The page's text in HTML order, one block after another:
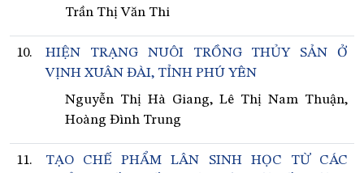
Trần Thị Văn Thi
10.
HIỆN TRẠNG NUÔI TRỒNG THỦY SẢN Ở
VỊNH XUÂN ĐÀI, TỈNH PHÚ YÊN
Nguyễn Thị Hà Giang, Lê Thị Nam Thuận,
Hoàng Đình Trung
11.
TẠO CHẾ PHẨM LÂN SINH HỌC TỪ CÁC